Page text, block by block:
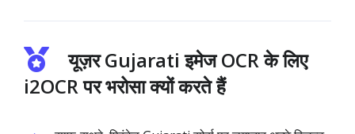
यूज़र Gujarati इमेज OCR के लिए
i2OCR पर भरोसा क्यों करते हैं